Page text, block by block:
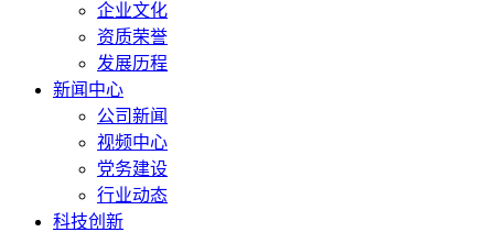
企业文化
资质荣誉
发展历程
新闻中心
公司新闻
视频中心
党务建设
行业动态
科技创新